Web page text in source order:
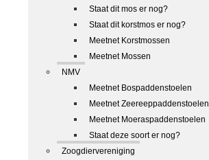
Staat dit mos er nog?
Staat dit korstmos er nog?
Meetnet Korstmossen
Meetnet Mossen
NMV
Meetnet Bospaddenstoelen
Meetnet Zeereeppaddenstoelen
Meetnet Moeraspaddenstoelen
Staat deze soort er nog?
Zoogdiervereniging